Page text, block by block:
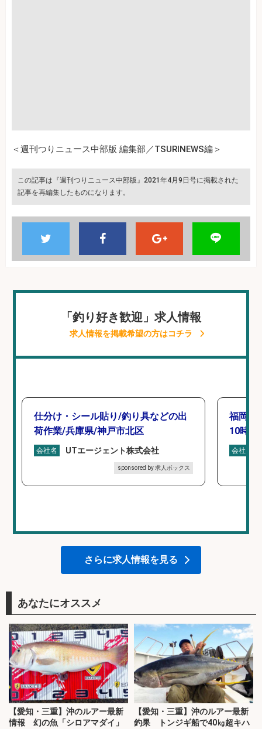
＜週刊つりニュース中部版 編集部／TSURINEWS編＞
この記事は『週刊つりニュース中部版』2021年4月9日号に掲載された
記事を再編集したものになります。
「釣り好き歓迎」求人情報
求人情報を掲載希望の方はコチラ
仕分け・シール貼り/釣り具などの出
荷作業/兵庫県/神戸市北区
会社名 UTエージェント株式会社
sponsored by 求人ボックス
福岡「
10時間
会社名
さらに求人情報を見る
あなたにオススメ
【愛知・三重】沖のルアー最新
情報 幻の魚「シロアマダイ」
【愛知・三重】沖のルアー最新
釣果 トンジギ船で40㎏超キハ